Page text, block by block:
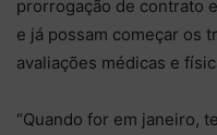
prorrogação de contrato
e já possam começar os
avaliações médicas e
“Quando for em janeiro,